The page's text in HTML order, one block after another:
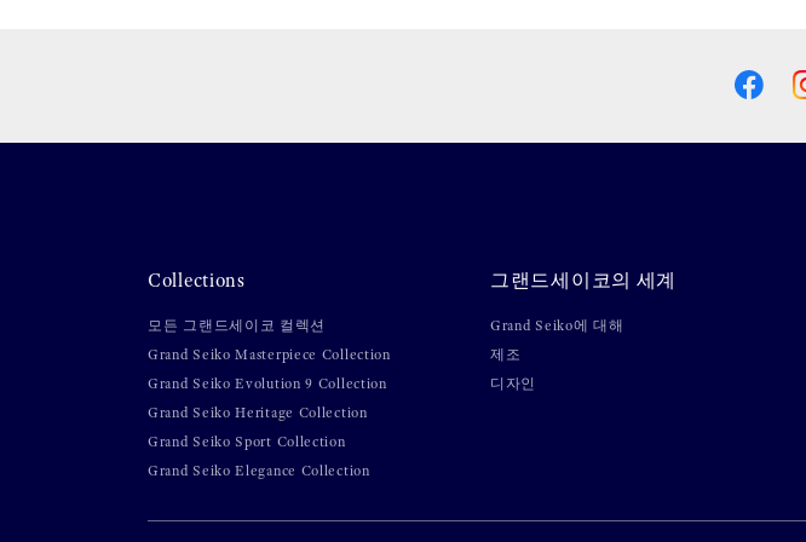
Collections
모든 그랜드세이코 컬렉션
Grand Seiko Masterpiece Collection
Grand Seiko Evolution 9 Collection
Grand Seiko Heritage Collection
Grand Seiko Sport Collection
Grand Seiko Elegance Collection
그랜드세이코의 세계
Grand Seiko에 대해
제조
디자인